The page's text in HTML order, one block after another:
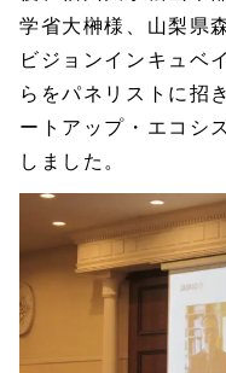
学省大榊様、山梨県
ビジョンインキュベ
らをパネリストに招
ートアップ・エコシ
しました。